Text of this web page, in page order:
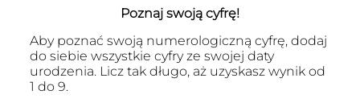
Poznaj swoją cyfrę!
Aby poznać swoją numerologiczną cyfrę, dodaj
do siebie wszystkie cyfry ze swojej daty
urodzenia. Licz tak długo, aż uzyskasz wynik od
1 do 9.